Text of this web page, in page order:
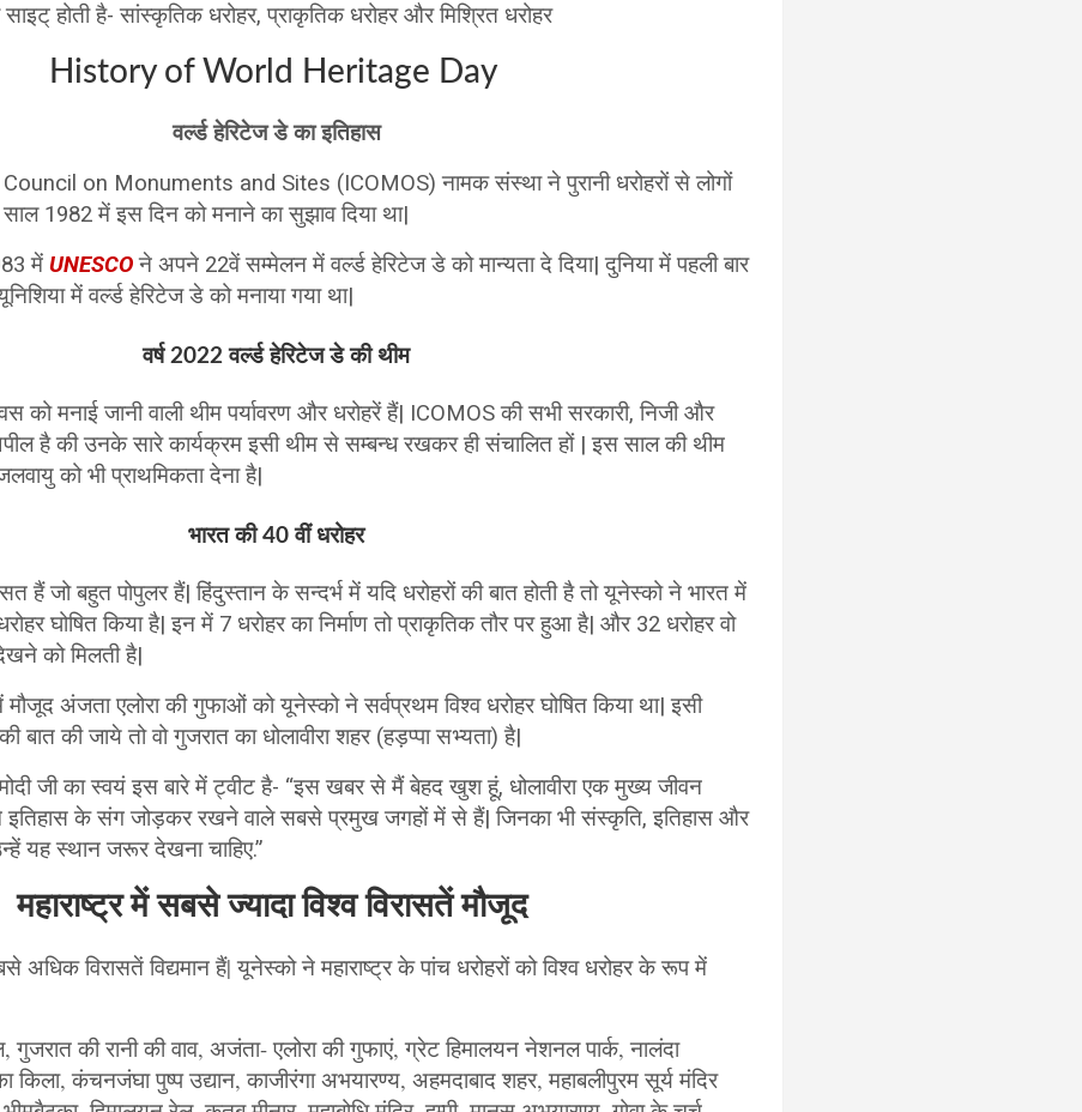
होती है- सांस्कृतिक धरोहर, प्राकृतिक धरोहर और मिश्रित धरोहर
History of World Heritage Day
वर्ल्ड हेरिटेज डे का इतिहास
on Monuments and Sites (ICOMOS) नामक संस्था ने पुरानी धरोहरों से लोगों
1982 में इस दिन को मनाने का सुझाव दिया था|
मेंUNESCOने अपने 22वें सम्मेलन में वर्ल्ड हेरिटेज डे को मान्यता दे दिया| दुनिया में पहली बार
में वर्ल्ड हेरिटेज डे को मनाया गया था|
वर्ष 2022 वर्ल्ड हेरिटेज डे की थीम
को मनाई जानी वाली थीम पर्यावरण और धरोहरें हैं| ICOMOS की सभी सरकारी, निजी और
है की उनके सारे कार्यक्रम इसी थीम से सम्बन्ध रखकर ही संचालित हों | इस साल की थीम
को भी प्राथमिकता देना है|
भारत की 40 वीं धरोहर
हैं जो बहुत पोपुलर हैं| हिंदुस्तान के सन्दर्भ में यदि धरोहरों की बात होती है तो यूनेस्को ने भारत में
घोषित किया है| इन में 7 धरोहर का निर्माण तो प्राकृतिक तौर पर हुआ है| और 32 धरोहर वो
को मिलती है|
मौजूद अंजता एलोरा की गुफाओं को यूनेस्को ने सर्वप्रथम विश्व धरोहर घोषित किया था| इसी
बात की जाये तो वो गुजरात का धोलावीरा शहर (हड़प्पा सभ्यता) है|
मोदी जी का स्वयं इस बारे में ट्वीट है- “इस खबर से मैं बेहद खुश हूं, धोलावीरा एक मुख्य जीवन
के संग जोड़कर रखने वाले सबसे प्रमुख जगहों में से हैं| जिनका भी संस्कृति, इतिहास और
यह स्थान जरूर देखना चाहिए.”
महाराष्ट्र में सबसे ज्यादा विश्व विरासतें मौजूद
अधिक विरासतें विद्यमान हैं|यूनेस्को ने महाराष्ट्र के पांच धरोहरों को विश्व धरोहर के रूप में
की रानी की वाव, अजंता- एलोरा की गुफाएं, ग्रेट हिमालयन नेशनल पार्क, नालंदा
किला, कंचनजंघा पुष्प उद्यान, काजीरंगा अभयारण्य, अहमदाबाद शहर, महाबलीपुरम सूर्य मंदिर